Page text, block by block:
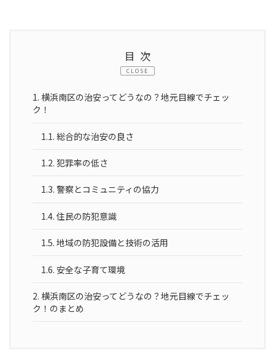
目次
CLOSE
1. 横浜南区の治安ってどうなの？地元目線でチェッ
ク！
1.1. 総合的な治安の良さ
1.2. 犯罪率の低さ
1.3. 警察とコミュニティの協力
1.4. 住民の防犯意識
1.5. 地域の防犯設備と技術の活用
1.6. 安全な子育て環境
2. 横浜南区の治安ってどうなの？地元目線でチェッ
ク！のまとめ